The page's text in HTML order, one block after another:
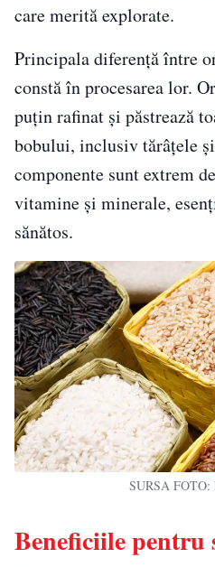
care merită explorate.
Principala diferență între
constă în procesarea lor.
puțin rafinat și păstrează
bobului, inclusiv tărâțele
componente sunt extrem
vitamine și minerale,
sănătos.
SURSA FOTO:
Beneficiile pentru